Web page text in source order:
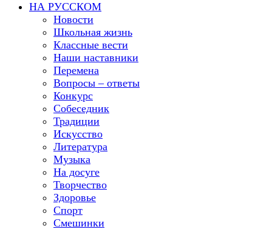
НА РУССКОМ
Новости
Школьная жизнь
Классные вести
Наши наставники
Перемена
Вопросы – ответы
Конкурс
Собеседник
Традиции
Искусство
Литература
Музыка
На досуге
Творчество
Здоровье
Спорт
Смешинки